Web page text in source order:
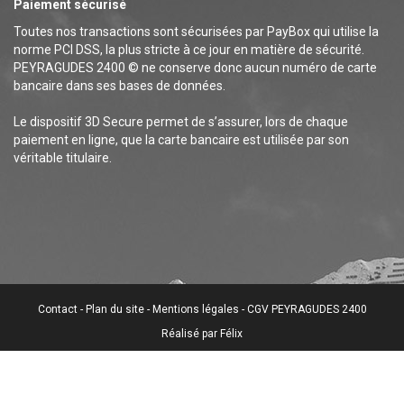
Paiement sécurisé
Toutes nos transactions sont sécurisées par PayBox qui utilise la
norme PCI DSS, la plus stricte à ce jour en matière de sécurité.
PEYRAGUDES 2400 © ne conserve donc aucun numéro de carte
bancaire dans ses bases de données.
Le dispositif 3D Secure permet de s’assurer, lors de chaque
paiement en ligne, que la carte bancaire est utilisée par son
véritable titulaire.
Contact Plan du site Mentions légales
CGV PEYRAGUDES 2400
Réalisé par Félix